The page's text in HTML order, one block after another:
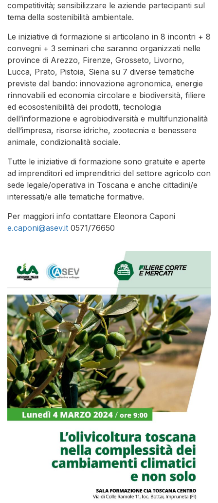
competitività; sensibilizzare le aziende partecipanti sul
tema della sostenibilità ambientale.
Le iniziative di formazione si articolano in 8 incontri + 8
convegni + 3 seminari che saranno organizzati nelle
province di Arezzo, Firenze, Grosseto, Livorno,
Lucca, Prato, Pistoia, Siena su 7 diverse tematiche
previste dal bando: innovazione agronomica, energie
rinnovabili ed economia circolare e biodiversità, filiere
ed ecosostenibilità dei prodotti, tecnologia
dell’informazione e agrobiodiversità e multifunzionalità
dell’impresa, risorse idriche, zootecnia e benessere
animale, condizionalità sociale.
Tutte le iniziative di formazione sono gratuite e aperte
ad imprenditori ed imprenditrici del settore agricolo con
sede legale/operativa in Toscana e anche cittadini/e
interessati/e alle tematiche formative.
Per maggiori info contattare Eleonora Caponi
e.caponi@asev.it 0571/76650